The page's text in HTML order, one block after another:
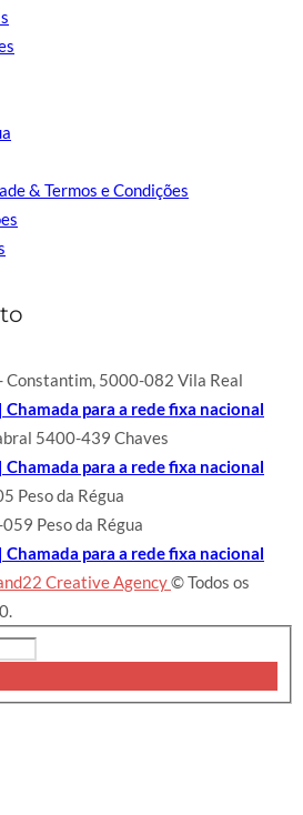
& Termos e Condições
5000-082 Vila Real
para a rede fixa nacional
5400-439 Chaves
para a rede fixa nacional
Peso da Régua
Peso da Régua
para a rede fixa nacional
Creative Agency© Todos os